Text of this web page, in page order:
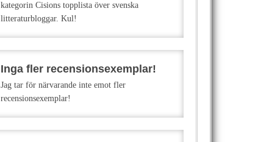
kategorin Cisions topplista över svenska
litteraturbloggar. Kul!
Inga fler recensionsexemplar!
Jag tar för närvarande inte emot fler
recensionsexemplar!